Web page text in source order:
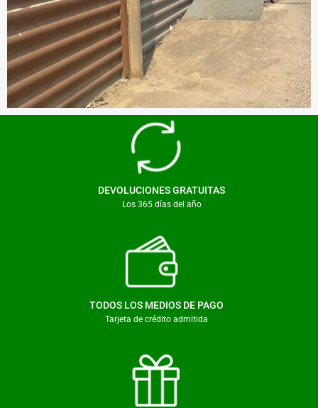
DEVOLUCIONES GRATUITAS
Los 365 días del año
TODOS LOS MEDIOS DE PAGO
Tarjeta de crédito admitida